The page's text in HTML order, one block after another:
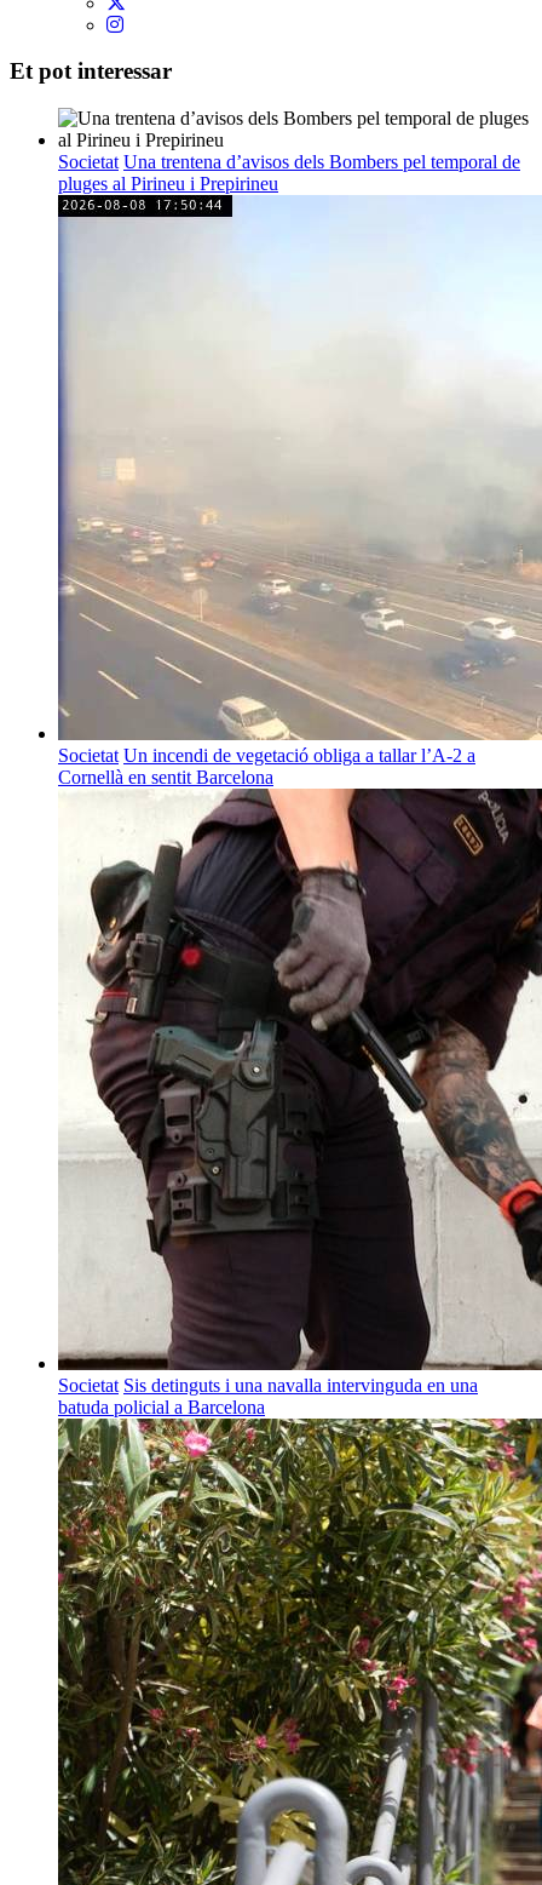
Et pot interessar
Societat Una trentena d’avisos dels Bombers pel temporal de
pluges al Pirineu i Prepirineu
Societat Un incendi de vegetació obliga a tallar l’A-2 a
Cornellà en sentit Barcelona
Societat Sis detinguts i una navalla intervinguda en una
batuda policial a Barcelona